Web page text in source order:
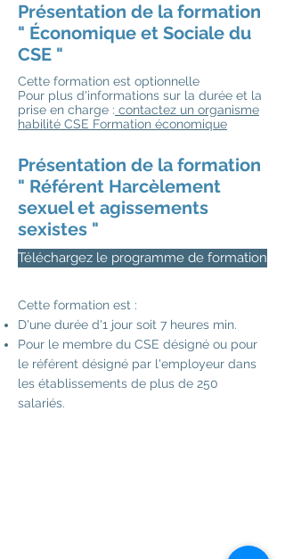
Présentation de la formation
" Économique et Sociale du
CSE "
Cette formation est optionnelle
Pour plus d'informations sur la durée et la
prise en charge : contactez un organisme
habilité CSE Formation économique
Présentation de la formation
" Référent Harcèlement
sexuel et agissements
sexistes "
Téléchargez le programme de formation
Cette formation est :
D'une durée d'1 jour soit 7 heures min.
Pour le membre du CSE désigné ou pour
le référent désigné par l'employeur dans
les établissements de plus de 250
salariés.
Cplus Formation est habilité depuis le 5